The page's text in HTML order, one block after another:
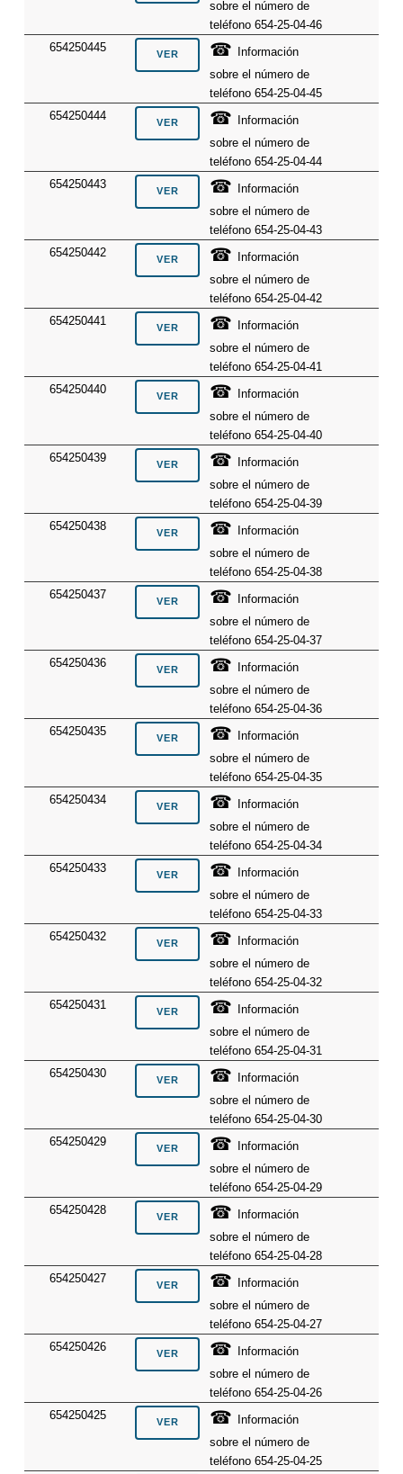
sobre el número de
teléfono 654-25-04-46
654250445
☎
Información
sobre el número de
teléfono 654-25-04-45
654250444
☎
Información
sobre el número de
teléfono 654-25-04-44
654250443
☎
Información
sobre el número de
teléfono 654-25-04-43
654250442
☎
Información
sobre el número de
teléfono 654-25-04-42
654250441
☎
Información
sobre el número de
teléfono 654-25-04-41
654250440
☎
Información
sobre el número de
teléfono 654-25-04-40
654250439
☎
Información
sobre el número de
teléfono 654-25-04-39
654250438
☎
Información
sobre el número de
teléfono 654-25-04-38
654250437
☎
Información
sobre el número de
teléfono 654-25-04-37
654250436
☎
Información
sobre el número de
teléfono 654-25-04-36
654250435
☎
Información
sobre el número de
teléfono 654-25-04-35
654250434
☎
Información
sobre el número de
teléfono 654-25-04-34
654250433
☎
Información
sobre el número de
teléfono 654-25-04-33
654250432
☎
Información
sobre el número de
teléfono 654-25-04-32
654250431
☎
Información
sobre el número de
teléfono 654-25-04-31
654250430
☎
Información
sobre el número de
teléfono 654-25-04-30
654250429
☎
Información
sobre el número de
teléfono 654-25-04-29
654250428
☎
Información
sobre el número de
teléfono 654-25-04-28
654250427
☎
Información
sobre el número de
teléfono 654-25-04-27
654250426
☎
Información
sobre el número de
teléfono 654-25-04-26
654250425
☎
Información
sobre el número de
teléfono 654-25-04-25